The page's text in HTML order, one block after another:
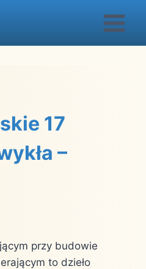
17
–
przy budowie
to dzieło